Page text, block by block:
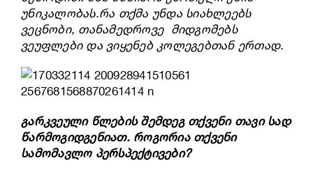
უნიკალობას.რა თქმა უნდა სიახლეებს
ვეცნობი, თანამედროვე მიდგომებს
ვეუფლები და ვიყენებ კოლეგებთან ერთად.
გარკვეული წლების შემდეგ თქვენი თავი სად
წარმოგიდგენიათ. როგორია თქვენი
სამომავლო პერსპექტივები?